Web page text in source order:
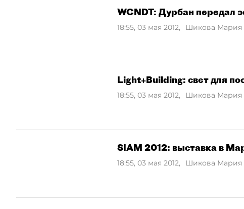
WCNDT: Дурбан передал
18:55, 03 мая 2012, Шикова Мария
Light+Building: свет для
18:55, 03 мая 2012, Шикова Мария
SIAM 2012: выставка в
18:55, 03 мая 2012, Шикова Мария